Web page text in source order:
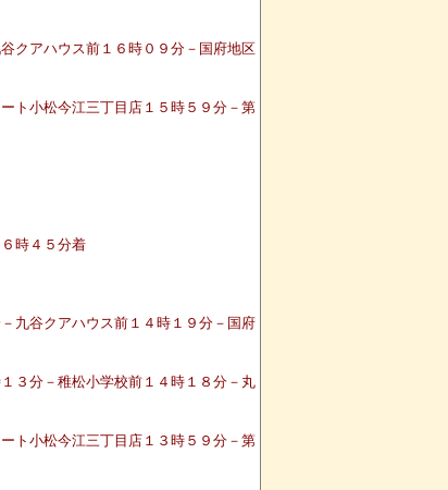
クアハウス前１６時０９分－国府地区
ト小松今江三丁目店１５時５９分－第
時４５分着
九谷クアハウス前１４時１９分－国府
３分－稚松小学校前１４時１８分－丸
ト小松今江三丁目店１３時５９分－第